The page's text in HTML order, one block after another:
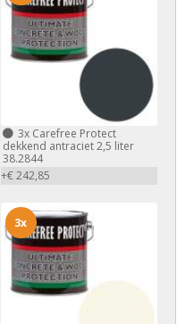
3xCarefree Protect
dekkend antraciet 2,5 liter
38.2844
+€ 242,85
3x